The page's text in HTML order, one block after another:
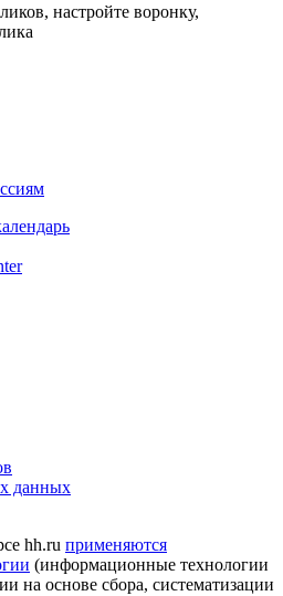
настройте воронку,
данных
hh.ru применяются
(информационные технологии
на основе сбора, систематизации